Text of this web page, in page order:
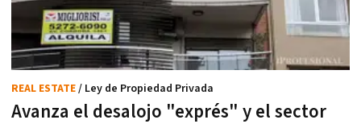
Avanza el desalojo "exprés" y el sector
REAL ESTATE/ Ley de Propiedad Privada